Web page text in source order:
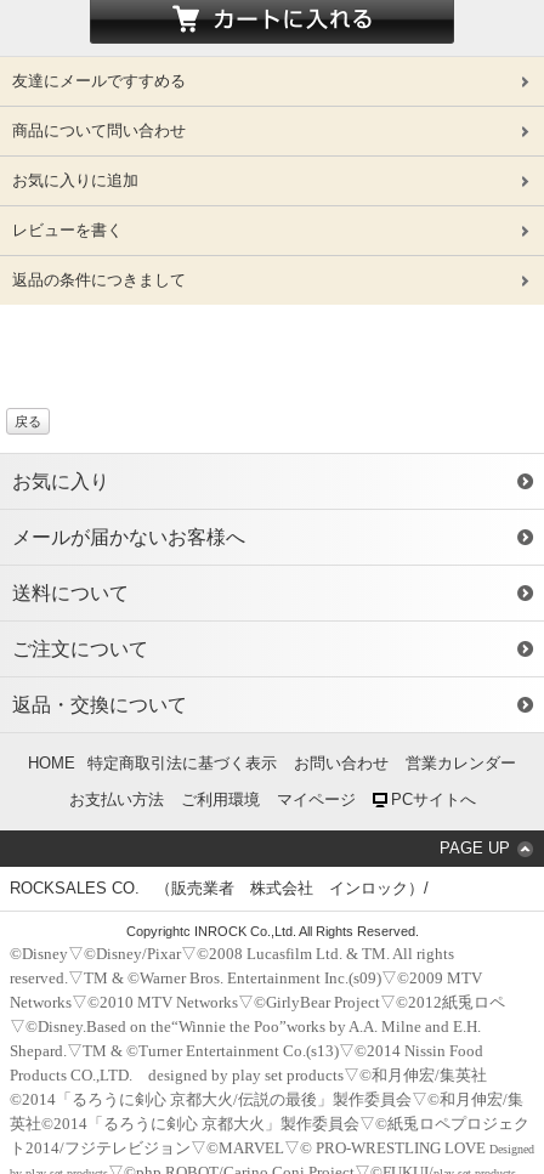
友達にメールですすめる
商品について問い合わせ
お気に入りに追加
レビューを書く
返品の条件につきまして
戻る
お気に入り
メールが届かないお客様へ
送料について
ご注文について
返品・交換について
HOME 特定商取引法に基づく表示 お問い合わせ
営業カレンダー
お支払い方法
ご利用環境 マイページ PCサイトへ
PAGE UP
ROCKSALES CO. （販売業者 株式会社 インロック）/
Copyrightc INROCK Co.,Ltd. All Rights Reserved.
©Disney▽©Disney/Pixar▽©2008 Lucasfilm Ltd. & TM. All rights
reserved.▽TM & ©Warner Bros. Entertainment Inc.(s09)▽©2009 MTV
Networks▽©2010 MTV Networks▽©GirlyBear Project▽©2012紙兎ロペ
▽©Disney.Based on the“Winnie the Poo”works by A.A. Milne and E.H.
Shepard.▽TM & ©Turner Entertainment Co.(s13)▽©2014 Nissin Food
Products CO.,LTD. designed by play set products▽©和月伸宏/集英社
©2014「るろうに剣心 京都大火/伝説の最後」製作委員会▽©和月伸宏/集
英社©2014「るろうに剣心 京都大火」製作委員会▽©紙兎ロペプロジェク
ト2014/フジテレビジョン▽©MARVEL▽© PRO-WRESTLING LOVE Designed